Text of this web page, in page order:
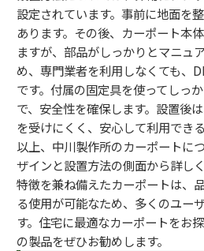
設定されています。事前に地面を
あります。その後、カーポート本
ますが、部品がしっかりとマニュ
め、専門業者を利用しなくても、
です。付属の固定具を使ってしっ
で、安全性を確保します。設置後
を受けにくく、安心して利用でき
以上、中川製作所のカーポートに
ザインと設置方法の側面から詳し
特徴を兼ね備えたカーポートは、
る使用が可能なため、多くのユー
す。住宅に最適なカーポートをお
の製品をぜひお勧めします。